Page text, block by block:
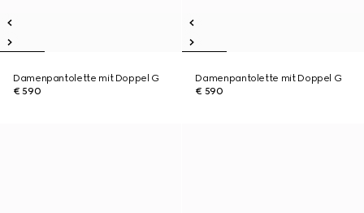
Damenpantolette mit Doppel G
€ 590
Damenpantolette mit Doppel G
€ 590